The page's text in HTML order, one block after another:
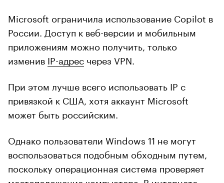
Microsoft ограничила использование Copilot в
России. Доступ к веб-версии и мобильным
приложениям можно получить, только
изменив IP-адрес через VPN.
При этом лучше всего использовать IP с
привязкой к США, хотя аккаунт Microsoft
может быть российским.
Однако пользователи Windows 11 не могут
воспользоваться подобным обходным путем,
поскольку операционная система проверяет